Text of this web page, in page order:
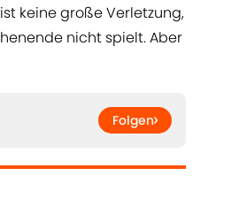
keine große Verletzung,
nicht spielt. Aber
Folgen